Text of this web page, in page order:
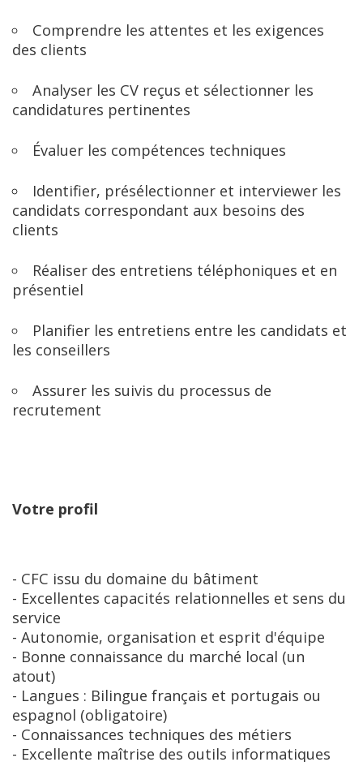
Comprendre les attentes et les exigences
des clients
Analyser les CV reçus et sélectionner les
candidatures pertinentes
Évaluer les compétences techniques
Identifier, présélectionner et interviewer les
candidats correspondant aux besoins des
clients
Réaliser des entretiens téléphoniques et en
présentiel
Planifier les entretiens entre les candidats et
les conseillers
Assurer les suivis du processus de
recrutement
Votre profil
- CFC issu du domaine du bâtiment
- Excellentes capacités relationnelles et sens du
service
- Autonomie, organisation et esprit d'équipe
- Bonne connaissance du marché local (un
atout)
- Langues : Bilingue français et portugais ou
espagnol (obligatoire)
- Connaissances techniques des métiers
- Excellente maîtrise des outils informatiques